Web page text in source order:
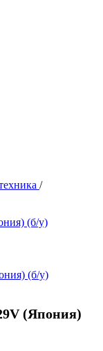
/
(б/у)
(б/у)
(Япония)